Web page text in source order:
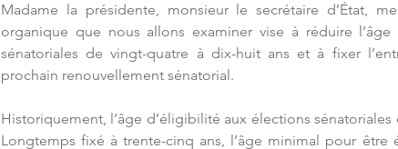
Madame la présidente, monsieur le secrétaire d’État,
organique que nous allons examiner vise à réduire
sénatoriales de vingt-quatre à dix-huit ans et à fixer
prochain renouvellement sénatorial.
Historiquement, l’âge d’éligibilité aux élections
Longtemps fixé à trente-cinq ans, l’âge minimal pour être